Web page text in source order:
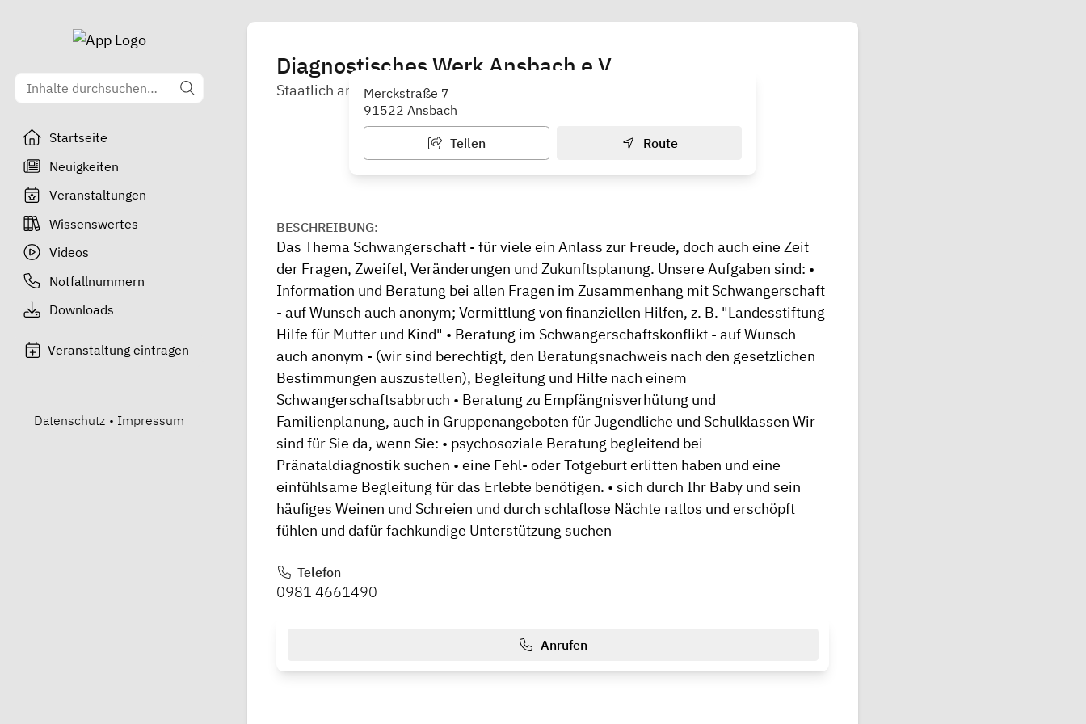
Startseite
Neuigkeiten
Veranstaltungen
Wissenswertes
Videos
Notfallnummern
Downloads
Veranstaltung eintragen
Datenschutz • Impressum
Diagnostisches Werk Ansbach e.V.
Staatlich anerkannte Beratungsstelle für Schwangerschaftsfragen
Merckstraße 7
91522 Ansbach
Teilen Route
BESCHREIBUNG:
Das Thema Schwangerschaft - für viele ein Anlass zur Freude, doch auch eine Zeit
der Fragen, Zweifel, Veränderungen und Zukunftsplanung. Unsere Aufgaben sind: •
Information und Beratung bei allen Fragen im Zusammenhang mit Schwangerschaft
- auf Wunsch auch anonym; Vermittlung von finanziellen Hilfen, z. B. "Landesstiftung
Hilfe für Mutter und Kind" • Beratung im Schwangerschaftskonflikt - auf Wunsch
auch anonym - (wir sind berechtigt, den Beratungsnachweis nach den gesetzlichen
Bestimmungen auszustellen), Begleitung und Hilfe nach einem
Schwangerschaftsabbruch • Beratung zu Empfängnisverhütung und
Familienplanung, auch in Gruppenangeboten für Jugendliche und Schulklassen Wir
sind für Sie da, wenn Sie: • psychosoziale Beratung begleitend bei
Pränataldiagnostik suchen • eine Fehl- oder Totgeburt erlitten haben und eine
einfühlsame Begleitung für das Erlebte benötigen. • sich durch Ihr Baby und sein
häufiges Weinen und Schreien und durch schlaflose Nächte ratlos und erschöpft
fühlen und dafür fachkundige Unterstützung suchen
Telefon
0981 4661490
Anrufen